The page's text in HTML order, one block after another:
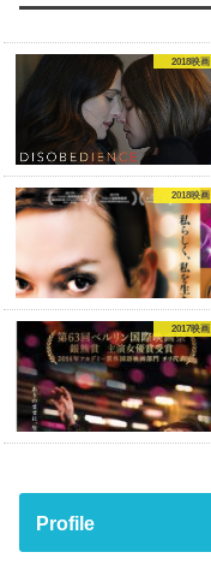
2018映画
2018映画
2017映画
Profile